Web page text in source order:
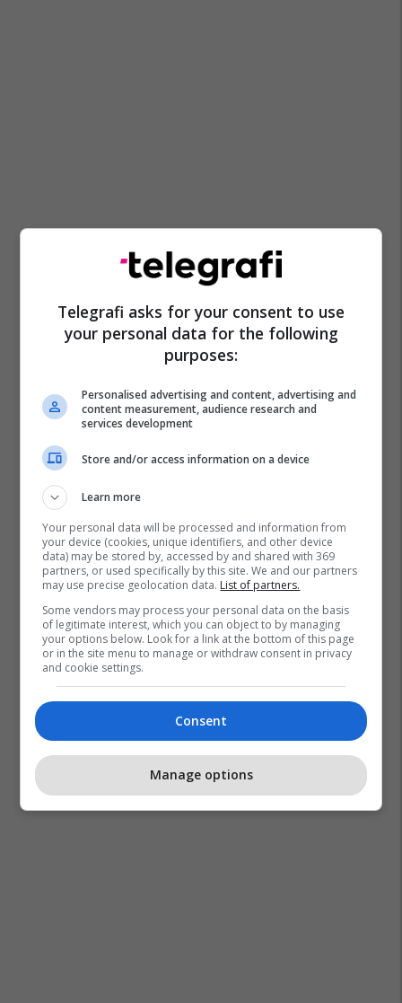
Telegrafi asks for your consent to use
your personal data for the following
purposes:
Personalised advertising and content, advertising and
content measurement, audience research and
services development
Store and/or access information on a device
Learn more
Your personal data will be processed and information from
your device (cookies, unique identifiers, and other device
data) may be stored by, accessed by and shared with 369
partners, or used specifically by this site. We and our partners
may use precise geolocation data. List of partners.
Some vendors may process your personal data on the basis
of legitimate interest, which you can object to by managing
your options below. Look for a link at the bottom of this page
or in the site menu to manage or withdraw consent in privacy
and cookie settings.
Consent
Manage options